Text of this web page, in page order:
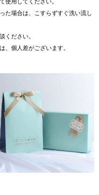
使用してください。
た場合は、こすらずすぐ洗い流し
ください。
、個人差がございます。